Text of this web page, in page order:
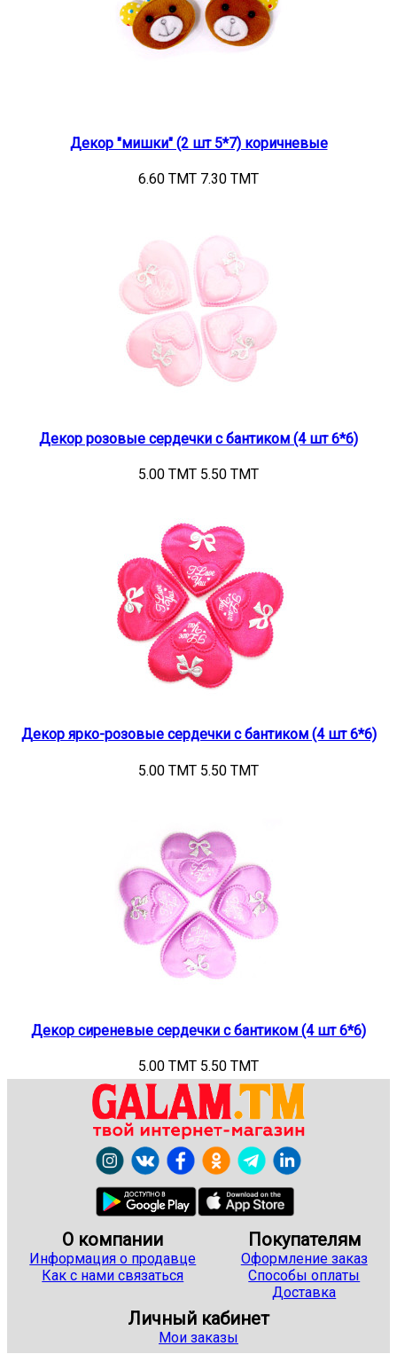
Декор "мишки" (2 шт 5*7) коричневые
6.60 TMT 7.30 TMT
Декор розовые сердечки с бантиком (4 шт 6*6)
5.00 TMT 5.50 TMT
Декор ярко-розовые сердечки с бантиком (4 шт 6*6)
5.00 TMT 5.50 TMT
Декор сиреневые сердечки с бантиком (4 шт 6*6)
5.00 TMT 5.50 TMT
О компании
Информация о продавце
Как с нами связаться
Покупателям
Оформление заказ
Способы оплаты
Доставка
Личный кабинет
Мои заказы